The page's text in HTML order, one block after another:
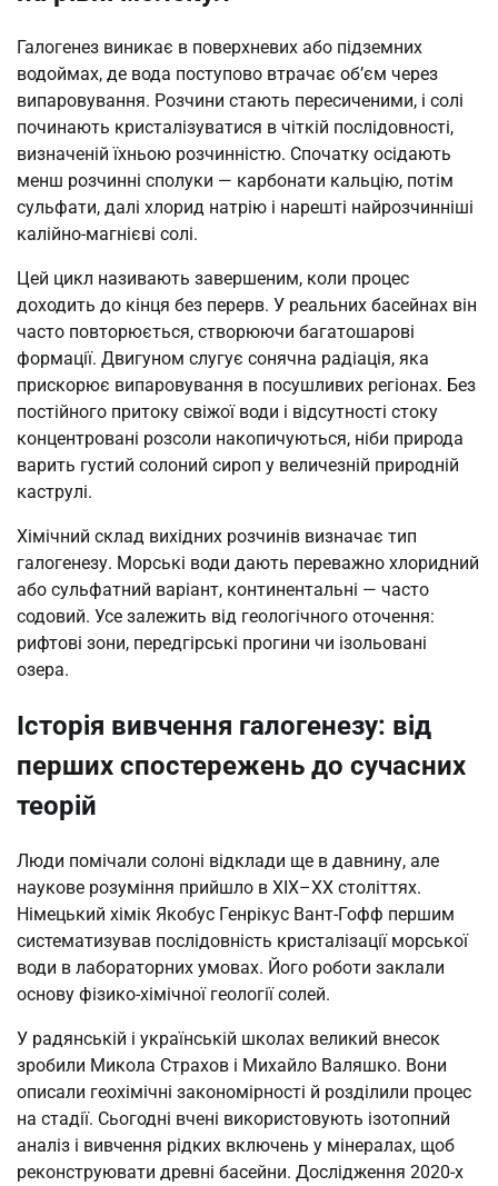
Галогенез виникає в поверхневих або підземних
водоймах, де вода поступово втрачає об’єм через
випаровування. Розчини стають пересиченими, і солі
починають кристалізуватися в чіткій послідовності,
визначеній їхньою розчинністю. Спочатку осідають
менш розчинні сполуки — карбонати кальцію, потім
сульфати, далі хлорид натрію і нарешті найрозчинніші
калійно-магнієві солі.
Цей цикл називають завершеним, коли процес
доходить до кінця без перерв. У реальних басейнах він
часто повторюється, створюючи багатошарові
формації. Двигуном слугує сонячна радіація, яка
прискорює випаровування в посушливих регіонах. Без
постійного притоку свіжої води і відсутності стоку
концентровані розсоли накопичуються, ніби природа
варить густий солоний сироп у величезній природній
каструлі.
Хімічний склад вихідних розчинів визначає тип
галогенезу. Морські води дають переважно хлоридний
або сульфатний варіант, континентальні — часто
содовий. Усе залежить від геологічного оточення:
рифтові зони, передгірські прогини чи ізольовані
озера.
Історія вивчення галогенезу: від
перших спостережень до сучасних
теорій
Люди помічали солоні відклади ще в давнину, але
наукове розуміння прийшло в XIX–XX століттях.
Німецький хімік Якобус Генрікус Вант-Гофф першим
систематизував послідовність кристалізації морської
води в лабораторних умовах. Його роботи заклали
основу фізико-хімічної геології солей.
У радянській і українській школах великий внесок
зробили Микола Страхов і Михайло Валяшко. Вони
описали геохімічні закономірності й розділили процес
на стадії. Сьогодні вчені використовують ізотопний
аналіз і вивчення рідких включень у мінералах, щоб
реконструювати древні басейни. Дослідження 2020-х